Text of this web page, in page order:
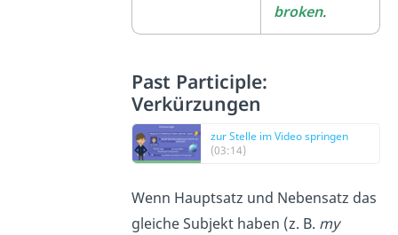
broken.
Past Participle:
Verkürzungen
zur Stelle im Video springen
(03:14)
Wenn Hauptsatz und Nebensatz das
gleiche Subjekt haben (z. B. my